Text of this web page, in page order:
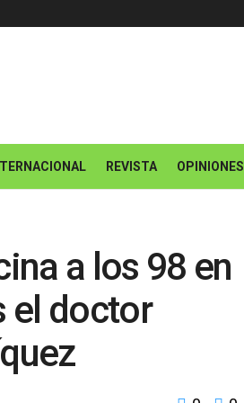
REVISTA OPINIONES
a los 98 en
el doctor